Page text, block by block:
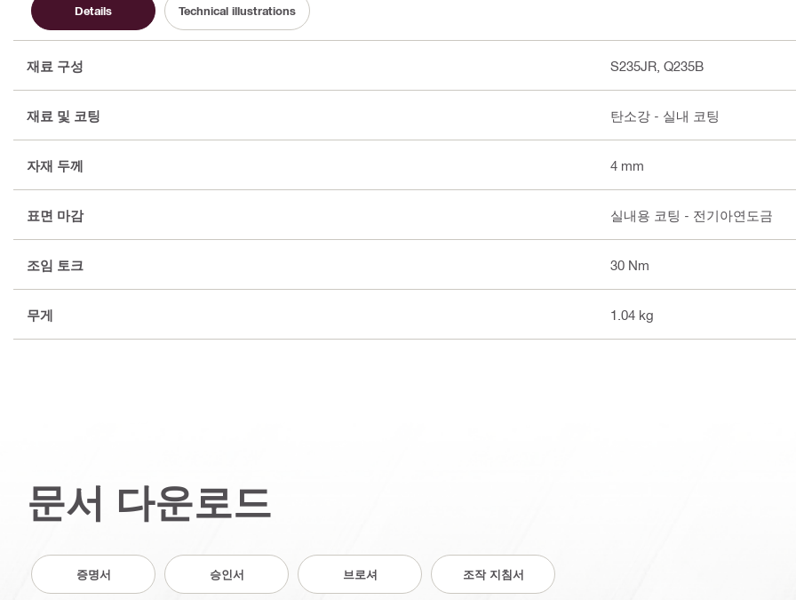
Details Technical illustrations
재료 구성 S235JR, Q235B
재료 및 코팅 탄소강 - 실내 코팅
자재 두께 4 mm
표면 마감 실내용 코팅 - 전기아연도금
조임 토크 30 Nm
무게 1.04 kg
문서 다운로드
증명서 승인서 브로셔 조작 지침서